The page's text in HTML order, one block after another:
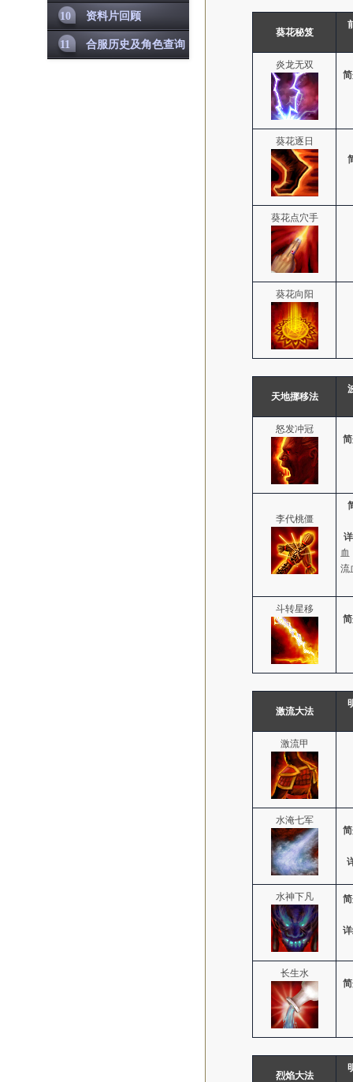
葵花秘笈
炎龙无双
葵花逐日
葵花点穴手
葵花向阳
天地挪移法
怒发冲冠
李代桃僵
血
流
斗转星移
激流大法
激流甲
水淹七军
水神下凡
长生水
烈焰大法
10 资料片回顾
11 合服历史及角色查询